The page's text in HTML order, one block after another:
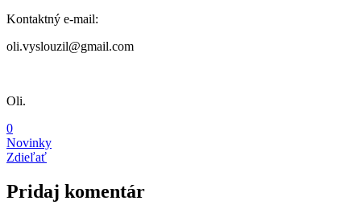
Kontaktný e-mail:
oli.vyslouzil@gmail.com
Oli.
0
Novinky
Zdieľať
Pridaj komentár